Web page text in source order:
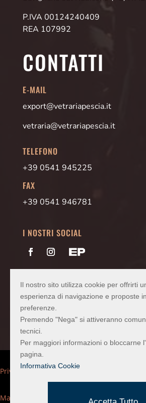
P.IVA 00124240409
REA 107992
CONTATTI
E-MAIL
export@vetrariapescia.it
vetraria@vetrariapescia.it
TELEFONO
+39 0541 945225
FAX
+39 0541 946781
I NOSTRI SOCIAL
Codice SDI2LCMINU
Privacy Policy
Mappa del sito
Il nostro sito utilizza cookie per offrirti
esperienza di navigazione e proposte
preferenze.
Premendo "Nega" si attiveranno
tecnici.
Per maggiori informazioni o bloccarne
pagina.
Informativa Cookie